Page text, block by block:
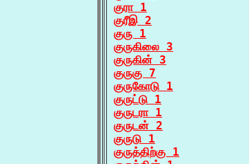
குரா 1
குரீஇ 2
குரு 1
குருகிலை 3
குருகின் 3
குருகு 7
குருகோடு 1
குருட்டு 1
குருடரா 1
குருடன் 2
குருடு 1
குருத்திற்கு 1